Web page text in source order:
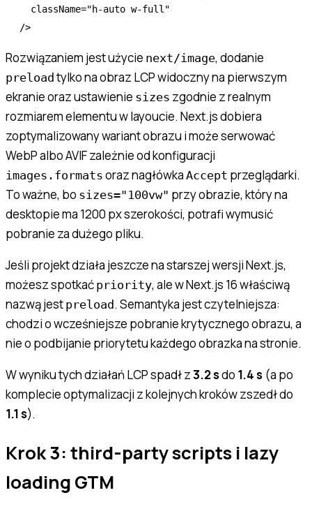
  className
="h-auto w-full"
/>
Rozwiązaniem jest użycie next/image, dodanie
preload tylko na obraz LCP widoczny na pierwszym
ekranie oraz ustawienie sizes zgodnie z realnym
rozmiarem elementu w layoucie. Next.js dobiera
zoptymalizowany wariant obrazu i może serwować
WebP albo AVIF zależnie od konfiguracji
images.formats oraz nagłówka Accept przeglądarki.
To ważne, bo sizes="100vw" przy obrazie, który na
desktopie ma 1200 px szerokości, potrafi wymusić
pobranie za dużego pliku.
Jeśli projekt działa jeszcze na starszej wersji Next.js,
możesz spotkać priority, ale w Next.js 16 właściwą
nazwą jest preload. Semantyka jest czytelniejsza:
chodzi o wcześniejsze pobranie krytycznego obrazu, a
nie o podbijanie priorytetu każdego obrazka na stronie.
W wyniku tych działań LCP spadł z3.2 sdo 1.4 s (a po
komplecie optymalizacji z kolejnych kroków zszedł do
1.1 s).
Krok 3: third-party scripts i lazy
loading GTM